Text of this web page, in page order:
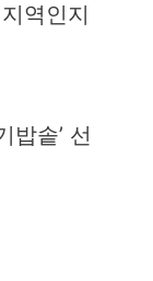
역인지
밥솥’ 선